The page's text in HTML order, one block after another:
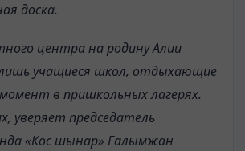
доска.
центра на родину Алии
учащиеся школ, отдыхающие
в пришкольных лагерях.
уверяет председатель
«Кос шынар» Галымжан